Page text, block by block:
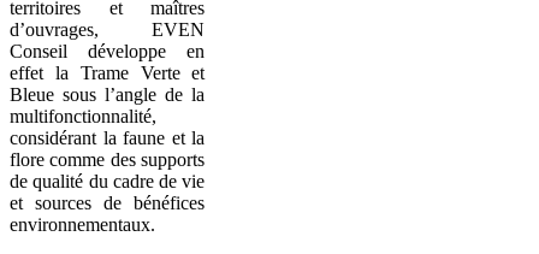
territoires et maîtres
d’ouvrages, EVEN
Conseil développe en
effet la Trame Verte et
Bleue sous l’angle de la
multifonctionnalité,
considérant la faune et la
flore comme des supports
de qualité du cadre de vie
et sources de bénéfices
environnementaux.